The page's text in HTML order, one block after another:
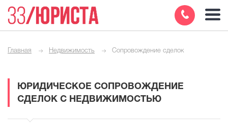
Главная Недвижимость Сопровождение сделок
ЮРИДИЧЕСКОЕ СОПРОВОЖДЕНИЕ
СДЕЛОК С НЕДВИЖИМОСТЬЮ